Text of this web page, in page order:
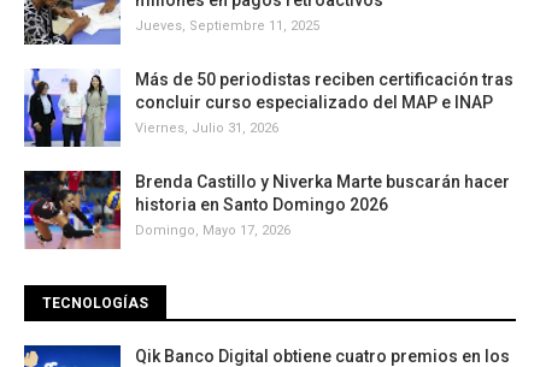
Jueves, Septiembre 11, 2025
Más de 50 periodistas reciben certificación tras
concluir curso especializado del MAP e INAP
Viernes, Julio 31, 2026
Brenda Castillo y Niverka Marte buscarán hacer
historia en Santo Domingo 2026
Domingo, Mayo 17, 2026
TECNOLOGÍAS
Qik Banco Digital obtiene cuatro premios en los